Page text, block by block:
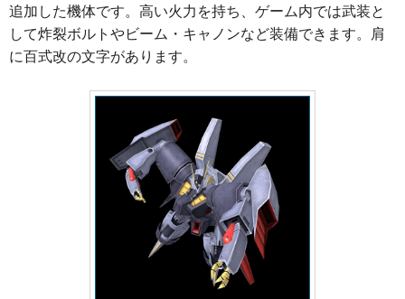
追加した機体です。高い火力を持ち、ゲーム内では武装と
して炸裂ボルトやビーム・キャノンなど装備できます。肩
に百式改の文字があります。